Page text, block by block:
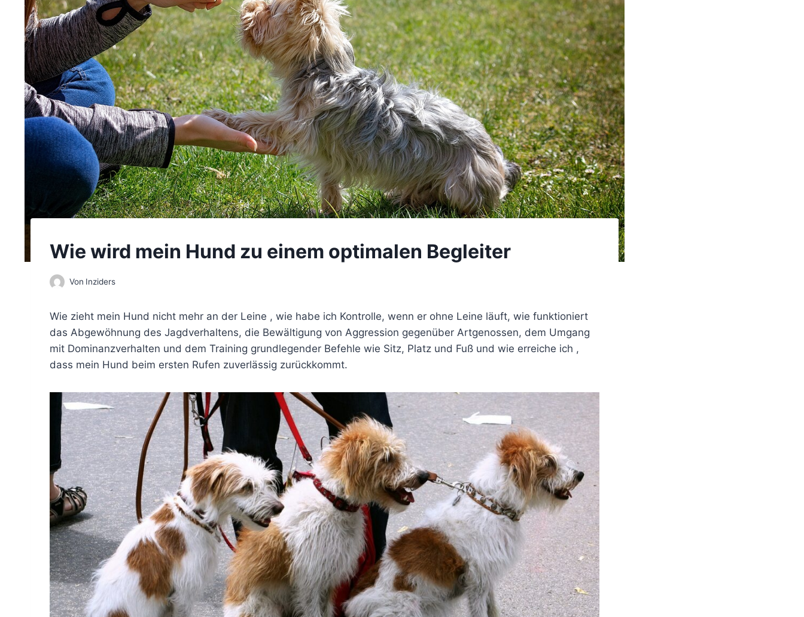
Wie wird mein Hund zu einem optimalen Begleiter
Von Inziders
Wie zieht mein Hund nicht mehr an der Leine , wie habe ich Kontrolle, wenn er ohne Leine läuft, wie funktioniert
das Abgewöhnung des Jagdverhaltens, die Bewältigung von Aggression gegenüber Artgenossen, dem Umgang
mit Dominanzverhalten und dem Training grundlegender Befehle wie Sitz, Platz und Fuß und wie erreiche ich ,
dass mein Hund beim ersten Rufen zuverlässig zurückkommt.